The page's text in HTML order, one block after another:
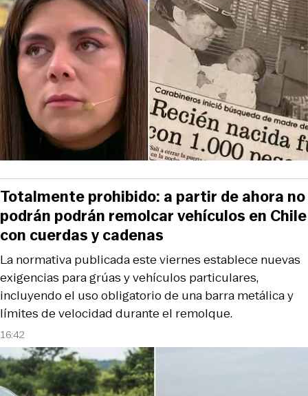
16:42
La normativa publicada este viernes establece nuevas
exigencias para grúas y vehículos particulares,
incluyendo el uso obligatorio de una barra metálica y
límites de velocidad durante el remolque.
Totalmente prohibido: a partir de ahora no
podrán podrán remolcar vehículos en Chile
con cuerdas y cadenas